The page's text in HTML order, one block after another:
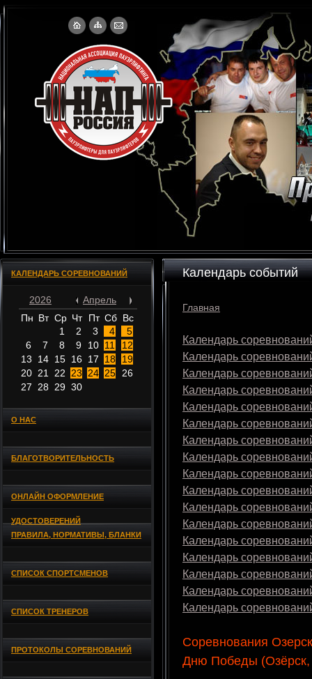
КАЛЕНДАРЬ СОРЕВНОВАНИЙ
2026
Апрель
Пн Вт Ср Чт Пт Сб Вс
1
2 3 4
5
6
7 8 9 10 11
12
13
14 15 16 17 18
19
20 21 22 23 24 25
26
27
28 29 30
О НАС
БЛАГОТВОРИТЕЛЬНОСТЬ
ОНЛАЙН ОФОРМЛЕНИЕ
УДОСТОВЕРЕНИЙ
ПРАВИЛА, НОРМАТИВЫ, БЛАНКИ
СПИСОК СПОРТСМЕНОВ
СПИСОК ТРЕНЕРОВ
ПРОТОКОЛЫ СОРЕВНОВАНИЙ
Календарь событий
Главная
Календарь
Календарь
Календарь
Календарь
Календарь
Календарь
Календарь
Календарь
Календарь
Календарь
Календарь
Календарь
Календарь
Календарь
Календарь
Календарь
Календарь
Соревнования
Дню Победы (Озёрск,